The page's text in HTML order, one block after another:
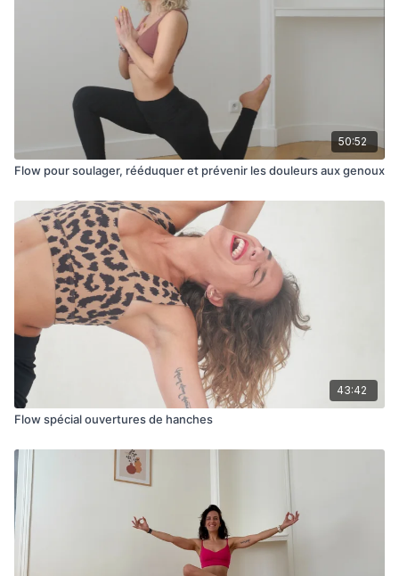
50:52
Flow pour soulager, rééduquer et prévenir les douleurs aux genoux
43:42
Flow spécial ouvertures de hanches